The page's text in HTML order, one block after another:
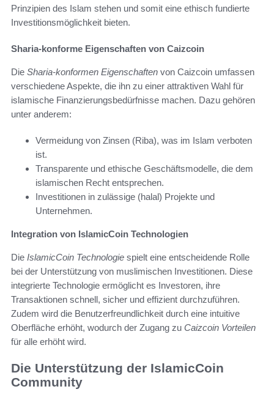
Prinzipien des Islam stehen und somit eine ethisch fundierte
Investitionsmöglichkeit bieten.
Sharia-konforme Eigenschaften von Caizcoin
Die Sharia-konformen Eigenschaften von Caizcoin umfassen
verschiedene Aspekte, die ihn zu einer attraktiven Wahl für
islamische Finanzierungsbedürfnisse machen. Dazu gehören
unter anderem:
Vermeidung von Zinsen (Riba), was im Islam verboten
ist.
Transparente und ethische Geschäftsmodelle, die dem
islamischen Recht entsprechen.
Investitionen in zulässige (halal) Projekte und
Unternehmen.
Integration von IslamicCoin Technologien
Die IslamicCoin Technologie spielt eine entscheidende Rolle
bei der Unterstützung von muslimischen Investitionen. Diese
integrierte Technologie ermöglicht es Investoren, ihre
Transaktionen schnell, sicher und effizient durchzuführen.
Zudem wird die Benutzerfreundlichkeit durch eine intuitive
Oberfläche erhöht, wodurch der Zugang zu Caizcoin Vorteilen
für alle erhöht wird.
Die Unterstützung der IslamicCoin
Community